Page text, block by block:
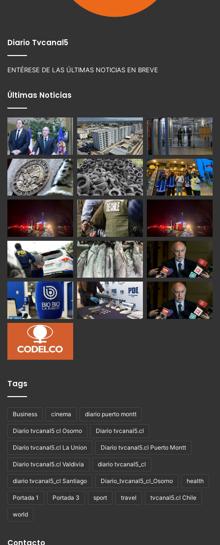
Diario Tvcanal5
ENTÉRESE DE LAS ÚLTIMAS NOTICIAS EN BREVE
Últimas Noticias
Tags
Business cinema diario puerto montt
Diario tvcanal5 cl Osorno Diario tvcanal5.cl
Diario tvcanal5.cl La Union Diario tvcanal5.cl Puerto Montt
Diario tvcanal5.cl Valdivia diario tvcanal5_cl
diario tvcanal5_cl Santiago Diario_tvcanal5_cl_Osorno health
Portada 1 Portada 3 sport travel tvcanal5.cl Chile
world